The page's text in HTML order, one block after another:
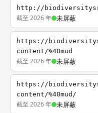
http://
截至 2026 年 未屏蔽
https://
content/%40mud
截至 2026 年 未屏蔽
https://
content/%40mud/
截至 2026 年 未屏蔽